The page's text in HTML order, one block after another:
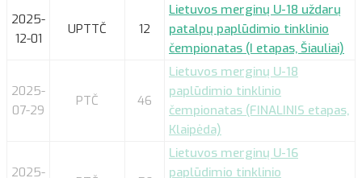
2025-
12-01
UPTTČ 12
Lietuvos merginų U-18 uždarų
patalpų paplūdimio tinklinio
čempionatas (I etapas, Šiauliai)
2025-
07-29
PTČ 46
Lietuvos merginų U-18
paplūdimio tinklinio
čempionatas (FINALINIS etapas,
Klaipėda)
2025-
Lietuvos merginų U-16
paplūdimio tinklinio